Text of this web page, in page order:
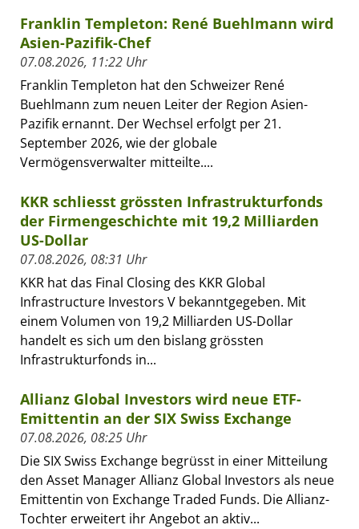
Franklin Templeton: René Buehlmann wird
Asien-Pazifik-Chef
07.08.2026, 11:22 Uhr
Franklin Templeton hat den Schweizer René
Buehlmann zum neuen Leiter der Region Asien-
Pazifik ernannt. Der Wechsel erfolgt per 21.
September 2026, wie der globale
Vermögensverwalter mitteilte....
KKR schliesst grössten Infrastrukturfonds
der Firmengeschichte mit 19,2 Milliarden
US-Dollar
07.08.2026, 08:31 Uhr
KKR hat das Final Closing des KKR Global
Infrastructure Investors V bekanntgegeben. Mit
einem Volumen von 19,2 Milliarden US-Dollar
handelt es sich um den bislang grössten
Infrastrukturfonds in...
Allianz Global Investors wird neue ETF-
Emittentin an der SIX Swiss Exchange
07.08.2026, 08:25 Uhr
Die SIX Swiss Exchange begrüsst in einer Mitteilung
den Asset Manager Allianz Global Investors als neue
Emittentin von Exchange Traded Funds. Die Allianz-
Tochter erweitert ihr Angebot an aktiv...